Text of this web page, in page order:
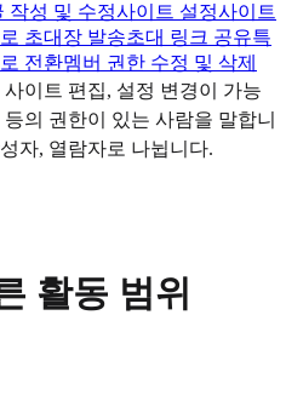
작성 및 수정사이트 설정사이트
초대장 발송초대 링크 공유특
전환멤버 권한 수정 및 삭제
이트 편집, 설정 변경이 가능
의 권한이 있는 사람을 말합니
자, 열람자로 나뉩니다.
활동 범위